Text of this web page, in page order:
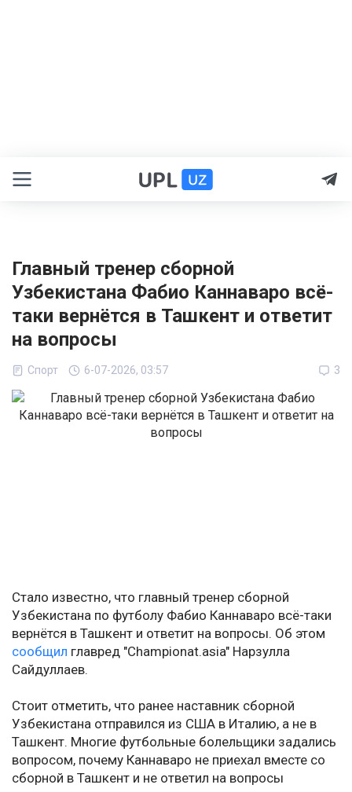
Главный тренер сборной
Узбекистана Фабио Каннаваро всё-
таки вернётся в Ташкент и ответит
на вопросы
Спорт 6-07-2026, 03:57 3
Стало известно, что главный тренер сборной
Узбекистана по футболу Фабио Каннаваро всё-таки
вернётся в Ташкент и ответит на вопросы. Об этом
сообщил главред "Championat.asia" Нарзулла
Сайдуллаев.
Стоит отметить, что ранее наставник сборной
Узбекистана отправился из США в Италию, а не в
Ташкент. Многие футбольные болельщики задались
вопросом, почему Каннаваро не приехал вместе со
сборной в Ташкент и не ответил на вопросы